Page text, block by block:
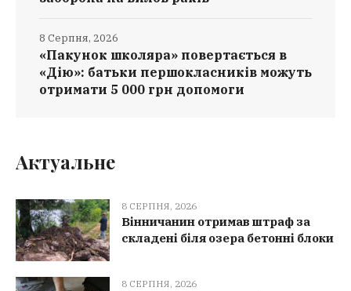
«Пакунок школяра» повертається в
«Дію»: батьки першокласників можуть
отримати 5 000 грн допомоги
8 Серпня, 2026
Актуальне
8 СЕРПНЯ, 2026
Вінничанин отримав штраф за
складені біля озера бетонні блоки
8 СЕРПНЯ, 2026